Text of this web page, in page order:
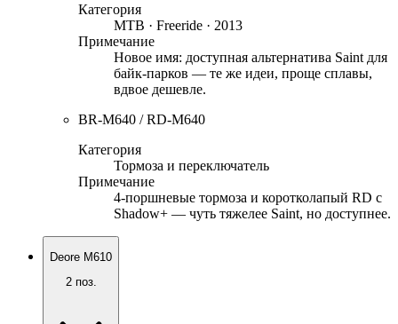
Категория
MTB · Freeride · 2013
Примечание
Новое имя: доступная альтернатива Saint для
байк-парков — те же идеи, проще сплавы,
вдвое дешевле.
BR-M640 / RD-M640
Категория
Тормоза и переключатель
Примечание
4-поршневые тормоза и коротколапый RD с
Shadow+ — чуть тяжелее Saint, но доступнее.
Deore M610
2поз.